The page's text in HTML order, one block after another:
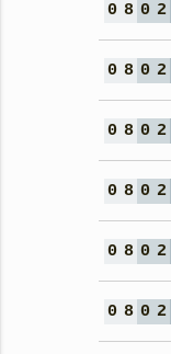
0 8 0 2
0 8 0 2
0 8 0 2
0 8 0 2
0 8 0 2
0 8 0 2